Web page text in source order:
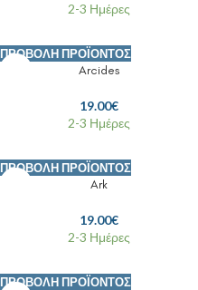
2-3 Ημέρες
ΠΡΟΒΟΛΉ ΠΡΟΪΌΝΤΟΣ
Arcides
19.00€
2-3 Ημέρες
ΠΡΟΒΟΛΉ ΠΡΟΪΌΝΤΟΣ
Ark
19.00€
2-3 Ημέρες
ΠΡΟΒΟΛΉ ΠΡΟΪΌΝΤΟΣ